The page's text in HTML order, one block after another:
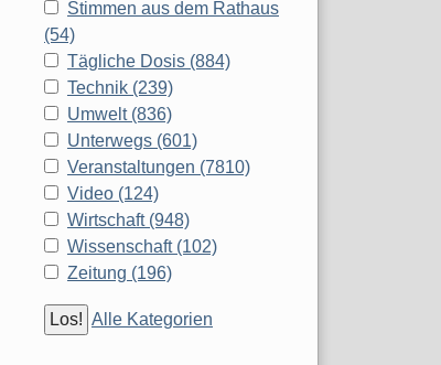
Stimmen aus dem Rathaus
(54)
Tägliche Dosis (884)
Technik (239)
Umwelt (836)
Unterwegs (601)
Veranstaltungen (7810)
Video (124)
Wirtschaft (948)
Wissenschaft (102)
Zeitung (196)
Alle Kategorien